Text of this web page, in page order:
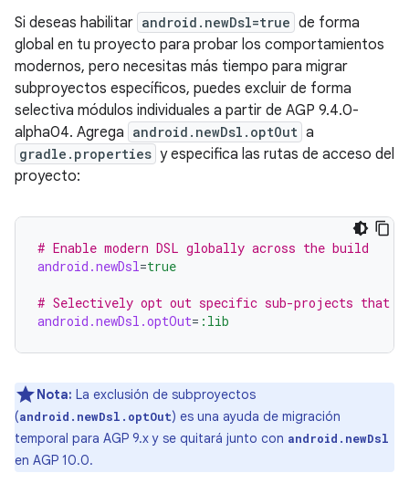
Si deseas habilitar android.newDsl=true de forma
global en tu proyecto para probar los comportamientos
modernos, pero necesitas más tiempo para migrar
subproyectos específicos, puedes excluir de forma
selectiva módulos individuales a partir de AGP 9.4.0-
alpha04. Agrega android.newDsl.optOut a
gradle.properties y especifica las rutas de acceso del
proyecto:
# Enable modern DSL globally across the build
android.newDsl=true
# Selectively opt out specific sub-projects that
android.newDsl.optOut= :lib
Nota: La exclusión de subproyectos
(android.newDsl.optOut) es una ayuda de migración
temporal para AGP 9.x y se quitará junto con android.newDsl
en AGP 10.0.